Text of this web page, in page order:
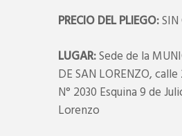
PRECIO DEL PLIEGO:
LUGAR:Sede de la
DE SAN LORENZO,
N° 2030 Esquina 9 de
Lorenzo